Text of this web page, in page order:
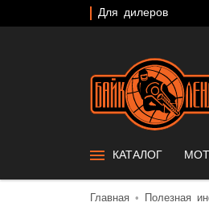
Для дилеров
КАТАЛОГ
Главная Полезная